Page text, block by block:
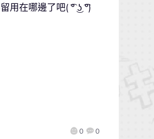
0 0
用在哪邊了吧( ͡° ͜ʖ ͡°)